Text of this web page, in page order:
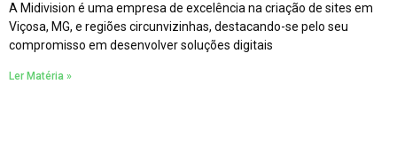
A Midivision é uma empresa de excelência na criação de sites em
Viçosa, MG, e regiões circunvizinhas, destacando-se pelo seu
compromisso em desenvolver soluções digitais
Ler Matéria »